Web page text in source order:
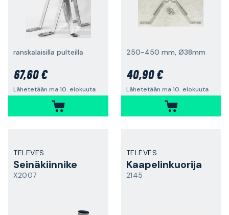
ranskalaisilla pulteilla
67,60 €
Lähetetään ma 10. elokuuta
250-450 mm, Ø38mm
40,90 €
Lähetetään ma 10. elokuuta
TELEVES
Seinäkiinnike
X2007
TELEVES
Kaapelinkuorija
2145